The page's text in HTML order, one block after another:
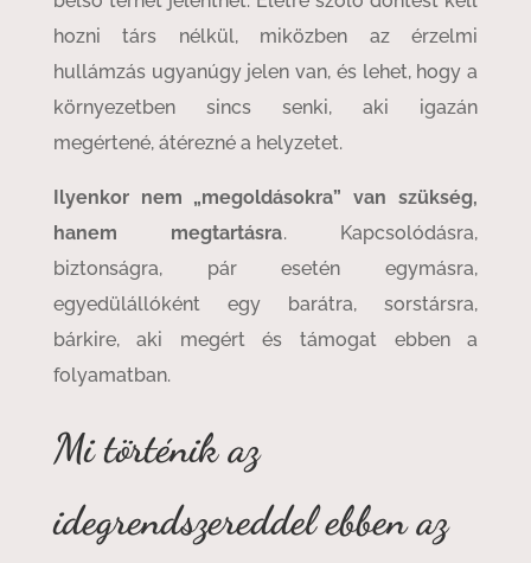
hozni társ nélkül, miközben az érzelmi
hullámzás ugyanúgy jelen van, és lehet, hogy a
környezetben sincs senki, aki igazán
megértené, átérezné a helyzetet.
Ilyenkor nem „megoldásokra” van szükség,
hanem megtartásra. Kapcsolódásra,
biztonságra, pár esetén egymásra,
egyedülállóként egy barátra, sorstársra,
bárkire, aki megért és támogat ebben a
folyamatban.
Mi történik az
idegrendszereddel ebben az